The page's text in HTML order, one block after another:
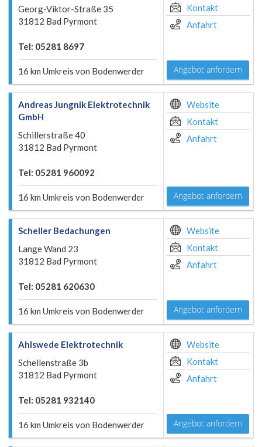
Georg-Viktor-Straße 35
31812 Bad Pyrmont
Tel: 05281 8697
16 km Umkreis von Bodenwerder
Kontakt
Anfahrt
Angebot anfordern
Andreas Jungnik Elektrotechnik
GmbH
Schillerstraße 40
31812 Bad Pyrmont
Tel: 05281 960092
16 km Umkreis von Bodenwerder
Website
Kontakt
Anfahrt
Angebot anfordern
Scheller Bedachungen
Lange Wand 23
31812 Bad Pyrmont
Tel: 05281 620630
16 km Umkreis von Bodenwerder
Website
Kontakt
Anfahrt
Angebot anfordern
Ahlswede Elektrotechnik
Schellenstraße 3b
31812 Bad Pyrmont
Tel: 05281 932140
16 km Umkreis von Bodenwerder
Website
Kontakt
Anfahrt
Angebot anfordern